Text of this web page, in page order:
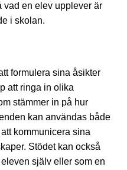
vad en elev upplever är
i skolan.
formulera sina åsikter
att ringa in olika
stämmer in på hur
kan användas både
kommunicera sina
Stödet kan också
själv eller som en